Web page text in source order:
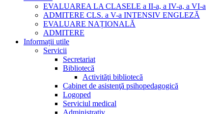
EVALUAREA LA CLASELE a II-a, a IV-a, a VI-a
ADMITERE CLS. a V-a INTENSIV ENGLEZĂ
EVALUARE NAȚIONALĂ
ADMITERE
Informații utile
Servicii
Secretariat
Bibliotecă
Activităţi bibliotecă
Cabinet de asistenţă psihopedagogică
Logoped
Serviciul medical
Administrativ